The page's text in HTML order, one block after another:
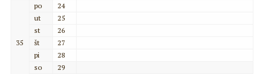
35
po
24
ut
25
st
26
št
27
pi
28
so
29